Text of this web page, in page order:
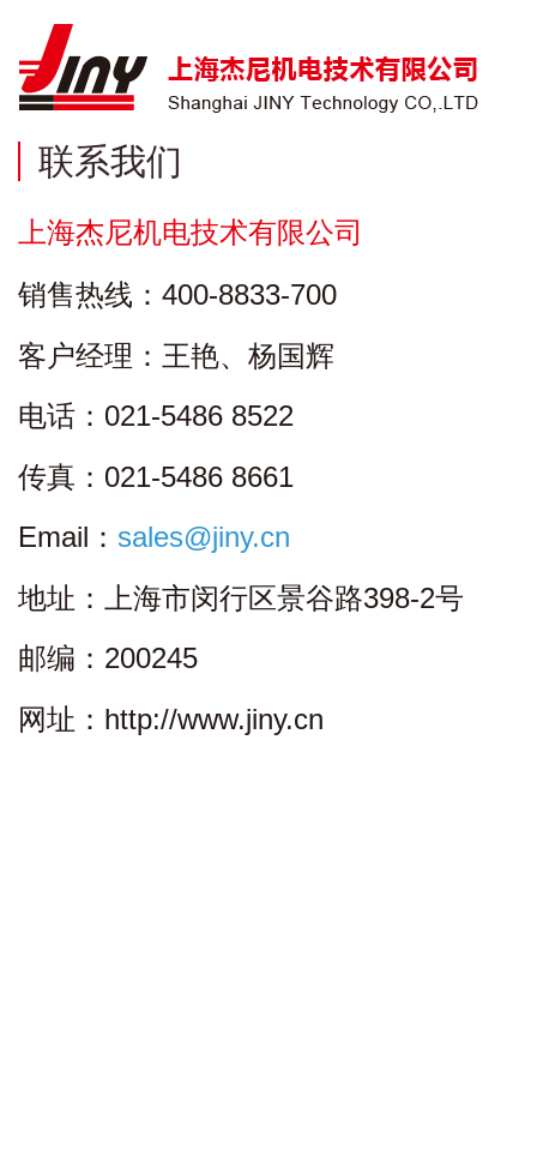
联系我们
上海杰尼机电技术有限公司
销售热线：400-8833-700
客户经理：王艳、杨国辉
电话：021-5486 8522
传真：021-5486 8661
Email： sales@jiny.cn
地址：上海市闵行区景谷路398-2号
邮编：200245
网址：http://www.jiny.cn